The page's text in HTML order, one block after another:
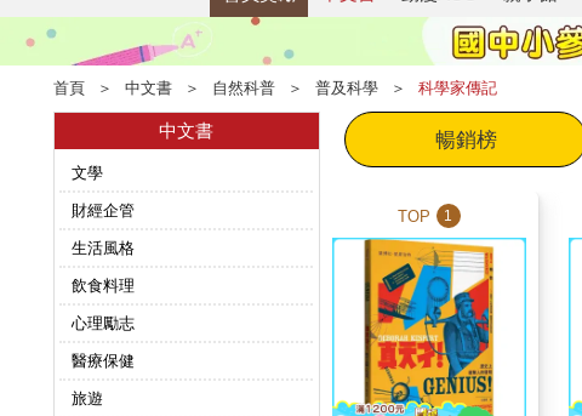
首頁 ＞ 中文書 ＞ 自然科普 ＞ 普及科學 ＞ 科學家傳記
中文書
文學
財經企管
生活風格
飲食料理
心理勵志
醫療保健
旅遊
暢銷榜
TOP 1